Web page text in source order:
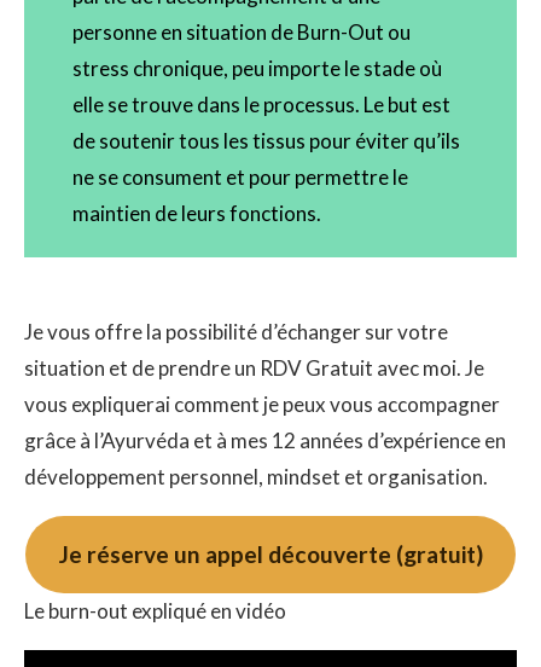
personne en situation de Burn-Out ou
stress chronique, peu importe le stade où
elle se trouve dans le processus. Le but est
de soutenir tous les tissus pour éviter qu’ils
ne se consument et pour permettre le
maintien de leurs fonctions.
Je vous offre la possibilité d’échanger sur votre
situation et de prendre un RDV Gratuit avec moi. Je
vous expliquerai comment je peux vous accompagner
grâce à l’Ayurvéda et à mes 12 années d’expérience en
développement personnel, mindset et organisation.
Je réserve un appel découverte (gratuit)
Le burn-out expliqué en vidéo